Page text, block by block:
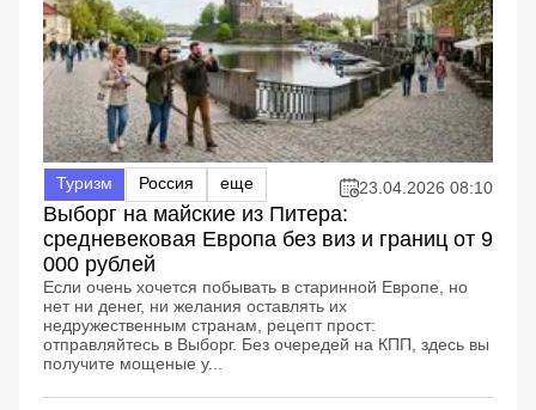
Туризм Россия еще 23.04.2026 08:10
Выборг на майские из Питера:
средневековая Европа без виз и границ от 9
000 рублей
Если очень хочется побывать в старинной Европе, но
нет ни денег, ни желания оставлять их
недружественным странам, рецепт прост:
отправляйтесь в Выборг. Без очередей на КПП, здесь вы
получите мощеные у...